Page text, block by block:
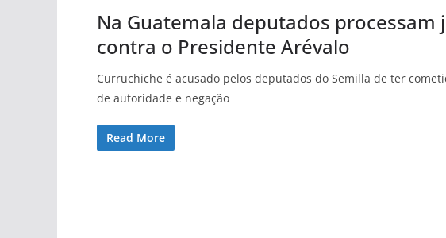
Na Guatemala deputados processam
contra o Presidente Arévalo
Curruchiche é acusado pelos deputados do Semilla de ter
de autoridade e negação
Read More